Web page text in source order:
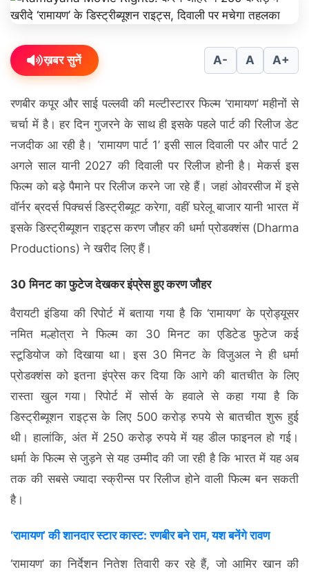
ख़बर सुनें A- A A+
रणबीर कपूर और साई पल्लवी की मल्टीस्टारर फिल्म ‘रामायण’ महीनों से
चर्चा में है। हर दिन गुजरने के साथ ही इसके पहले पार्ट की रिलीज डेट
नजदीक आ रही है। ‘रामायण पार्ट 1’ इसी साल दिवाली पर और पार्ट 2
अगले साल यानी 2027 की दिवाली पर रिलीज होनी है। मेकर्स इस
फिल्म को बड़े पैमाने पर रिलीज करने जा रहे हैं। जहां ओवरसीज में इसे
वॉर्नर ब्रदर्स पिक्चर्स डिस्ट्रीब्यूट करेगा, वहीं घरेलू बाजार यानी भारत में
इसके डिस्ट्रीब्यूशन राइट्स करण जौहर की धर्मा प्रोडक्शंस (Dharma
Productions) ने खरीद लिए हैं।
30 मिनट का फुटेज देखकर इंप्रेस हुए करण जौहर
वैरायटी इंडिया की रिपोर्ट में बताया गया है कि ‘रामायण‘ के प्रोड्यूसर
नमित मल्होत्रा ने फिल्म का 30 मिनट का एडिटेड फुटेज कई
स्टूडियोज को दिखाया था। इस 30 मिनट के विजुअल ने ही धर्मा
प्रोडक्शंस को इतना इंप्रेस कर दिया कि आगे की बातचीत के लिए
रास्ता खुल गया। रिपोर्ट में सोर्स के हवाले से कहा गया है कि
डिस्ट्रीब्यूशन राइट्स के लिए 500 करोड़ रुपये से बातचीत शुरू हुई
थी। हालांकि, अंत में 250 करोड़ रुपये में यह डील फाइनल हो गई।
धर्मा के फिल्म से जुड़ने से यह उम्मीद की जा रही है कि भारत में यह अब
तक की सबसे ज्यादा स्क्रीन्स पर रिलीज होने वाली फिल्म बन सकती
है।
‘रामायण’ की शानदार स्टार कास्ट: रणबीर बने राम, यश बनेंगे रावण
‘रामायण’ का निर्देशन नितेश तिवारी कर रहे हैं, जो आमिर खान की